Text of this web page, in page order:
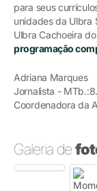
para seus
unidades da Ulbra
Ulbra Cachoeira
programação
Adriana Marques
Jornalista -
Coordenadora da
Galeria de